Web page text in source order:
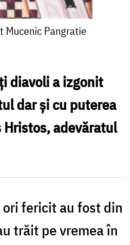
Mucenic Pangratie
diavoli a izgonit
dar și cu puterea
adevăratul
fericit au fost din
trăit pe vremea în